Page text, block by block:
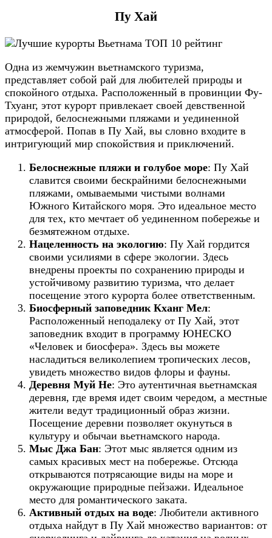
Пу Хай
Одна из жемчужин вьетнамского туризма,
представляет собой рай для любителей природы и
спокойного отдыха. Расположенный в провинции Фу-
Тхуанг, этот курорт привлекает своей девственной
природой, белоснежными пляжами и уединенной
атмосферой. Попав в Пу Хай, вы словно входите в
интригующий мир спокойствия и приключений.
Белоснежные пляжи и голубое море: Пу Хай
славится своими бескрайними белоснежными
пляжами, омываемыми чистыми волнами
Южного Китайского моря. Это идеальное место
для тех, кто мечтает об уединенном побережье и
безмятежном отдыхе.
Нацеленность на экологию: Пу Хай гордится
своими усилиями в сфере экологии. Здесь
внедрены проекты по сохранению природы и
устойчивому развитию туризма, что делает
посещение этого курорта более ответственным.
Биосферный заповедник Кханг Мел:
Расположенный неподалеку от Пу Хай, этот
заповедник входит в программу ЮНЕСКО
«Человек и биосфера». Здесь вы можете
насладиться великолепием тропических лесов,
увидеть множество видов флоры и фауны.
Деревня Муй Не: Это аутентичная вьетнамская
деревня, где время идет своим чередом, а местные
жители ведут традиционный образ жизни.
Посещение деревни позволяет окунуться в
культуру и обычаи вьетнамского народа.
Мыс Джа Бан: Этот мыс является одним из
самых красивых мест на побережье. Отсюда
открываются потрясающие виды на море и
окружающие природные пейзажи. Идеальное
место для романтического заката.
Активный отдых на воде: Любители активного
отдыха найдут в Пу Хай множество вариантов: от